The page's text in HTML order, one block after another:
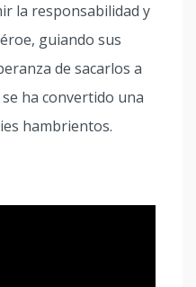
la responsabilidad y
guiando sus
de sacarlos a
ha convertido una
hambrientos.